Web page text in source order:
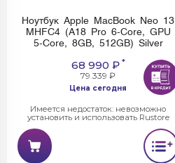
Ноутбук Apple MacBook Neo 13
MHFC4 (A18 Pro 6-Core, GPU
5-Core, 8GB, 512GB) Silver
68 990 ₽*
79 339 ₽
Цена сегодня
Имеется недостаток: невозможно
установить и использовать Rustore